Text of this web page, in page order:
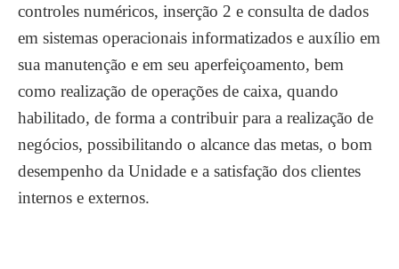
controles numéricos, inserção 2 e consulta de dados
em sistemas operacionais informatizados e auxílio em
sua manutenção e em seu aperfeiçoamento, bem
como realização de operações de caixa, quando
habilitado, de forma a contribuir para a realização de
negócios, possibilitando o alcance das metas, o bom
desempenho da Unidade e a satisfação dos clientes
internos e externos.